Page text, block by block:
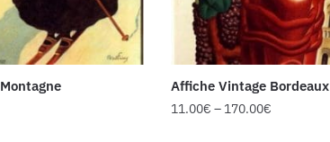
Affiche Vintage Bordeaux
11.00€ – 170.00€